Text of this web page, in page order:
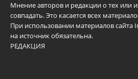
Мнение авторов и редакции о тех или
совпадать. Это касается всех
При использовании материалов сайта
на источник обязательна.
РЕДАКЦИЯ